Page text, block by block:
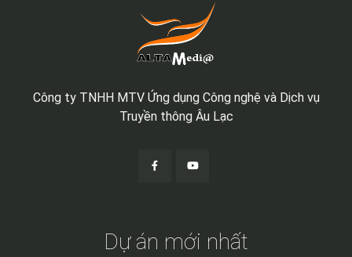
Công ty TNHH MTV Ứng dụng Công nghệ và Dịch vụ
Truyền thông Âu Lạc
Dự án mới nhất